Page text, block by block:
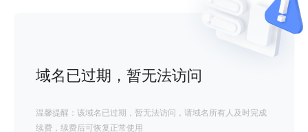
域名已过期，暂无法访问
温馨提醒：该域名已过期，暂无法访问，请域名所有人及时完成
续费，续费后可恢复正常使用